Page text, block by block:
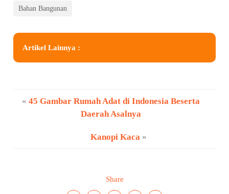
Share
Bahan Bangunan
Artikel Lainnya :
« 45 Gambar Rumah Adat di Indonesia Beserta
Daerah Asalnya
Kanopi Kaca»